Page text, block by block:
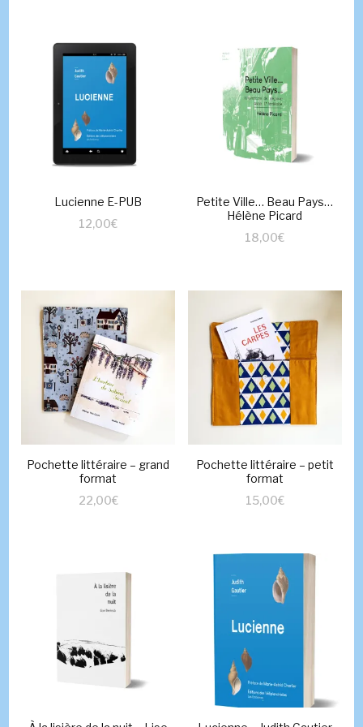
Lucienne E-PUB
12,00€
Petite Ville… Beau Pays…
Hélène Picard
18,00€
Pochette littéraire – grand
format
22,00€
Pochette littéraire – petit
format
15,00€